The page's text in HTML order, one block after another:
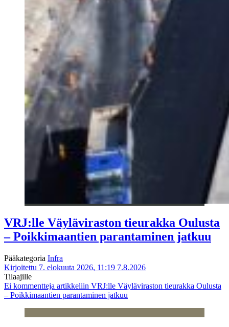
VRJ:lle Väyläviraston tieurakka Oulusta
– Poikkimaantien parantaminen jatkuu
Pääkategoria Infra
Kirjoitettu 7. elokuuta 2026, 11:19 7.8.2026
Tilaajille
Ei kommentteja artikkeliin VRJ:lle Väyläviraston tieurakka Oulusta
– Poikkimaantien parantaminen jatkuu